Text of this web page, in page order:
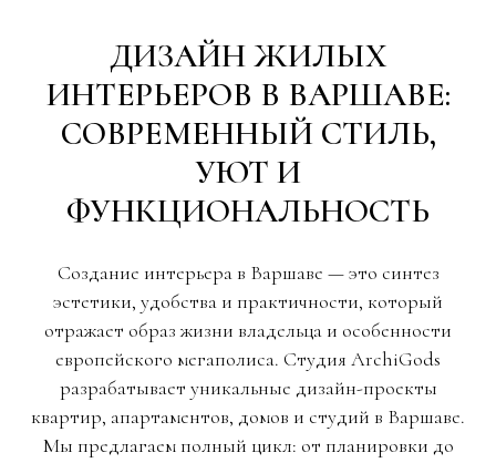
ДИЗАЙН ЖИЛЫХ
ИНТЕРЬЕРОВ В ВАРШАВЕ:
СОВРЕМЕННЫЙ СТИЛЬ,
УЮТ И
ФУНКЦИОНАЛЬНОСТЬ
Создание интерьера в Варшаве — это синтез
эстетики, удобства и практичности, который
отражает образ жизни владельца и особенности
европейского мегаполиса. Студия ArchiGods
разрабатывает уникальные дизайн-проекты
квартир, апартаментов, домов и студий в Варшаве.
Мы предлагаем полный цикл: от планировки до